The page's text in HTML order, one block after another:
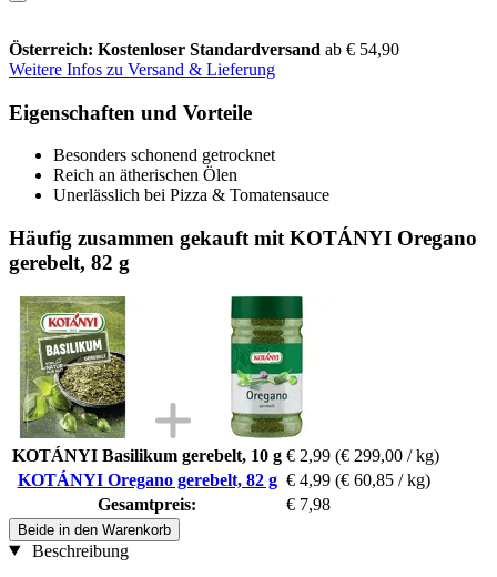
Österreich: Kostenloser Standardversand ab € 54,90
Weitere Infos zu Versand & Lieferung
Eigenschaften und Vorteile
Besonders schonend getrocknet
Reich an ätherischen Ölen
Unerlässlich bei Pizza & Tomatensauce
Häufig zusammen gekauft mit KOTÁNYI Oregano
gerebelt, 82 g
KOTÁNYI Basilikum gerebelt, 10 g € 2,99 (€ 299,00 / kg)
KOTÁNYI Oregano gerebelt, 82 g € 4,99 (€ 60,85 / kg)
Gesamtpreis:
€ 7,98
Beide in den Warenkorb
Beschreibung